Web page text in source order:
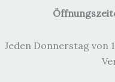
Jeden Donnerstag von